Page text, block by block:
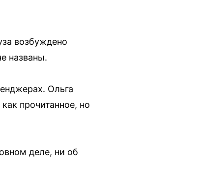
возбуждено
названы.
Ольга
прочитанное, но
деле, ни об